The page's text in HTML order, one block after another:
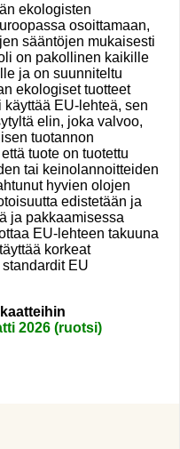
ekologisten
osoittamaan,
sääntöjen mukaisesti
on pakollinen kaikille
ja on suunniteltu
ekologiset tuotteet
käyttää EU-lehteä, sen
elin, joka valvoo,
tuotannon
tuote on tuotettu
tai keinolannoitteiden
hyvien olojen
edistetään ja
ja pakkaamisessa
EU-lehteen takuuna
korkeat
EU
2026 (ruotsi)